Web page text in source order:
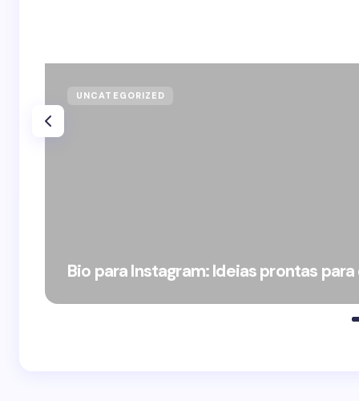
UNCATEGORIZED
Bio para Instagram: Ideias prontas